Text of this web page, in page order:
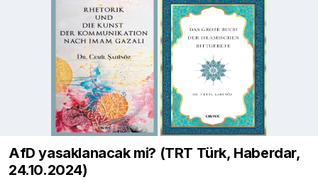
AfD yasaklanacak mi? (TRT Türk, Haberdar,
24.10.2024)